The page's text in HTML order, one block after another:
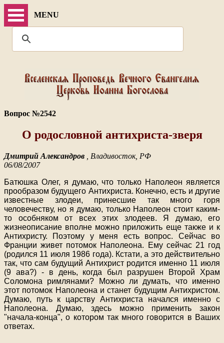
MENU
Вопрос №2542
О родословной антихриста-зверя
Дмитрий Александров , Владивосток, РФ
06/08/2007
Батюшка Олег, я думаю, что только Наполеон является
прообразом будущего Антихриста. Конечно, есть и другие
известные злодеи, принесшие так много горя
человечеству, но я думаю, только Наполеон стоит каким-
то особняком от всех этих злодеев. Я думаю, его
жизнеописание вполне можно приложить еще также и к
Антихристу. Поэтому у меня есть вопрос. Сейчас во
Франции живет потомок Наполеона. Ему сейчас 21 год
(родился 11 июля 1986 года). Кстати, а это действительно
так, что сам будущий Антихрист родится именно 11 июля
(9 ава?) - в день, когда был разрушен Второй Храм
Соломона римлянами? Можно ли думать, что именно
этот потомок Наполеона и станет будущим Антихристом.
Думаю, путь к царству Антихриста начался именно с
Наполеона. Думаю, здесь можно применить закон
"начала-конца", о котором так много говорится в Ваших
ответах.